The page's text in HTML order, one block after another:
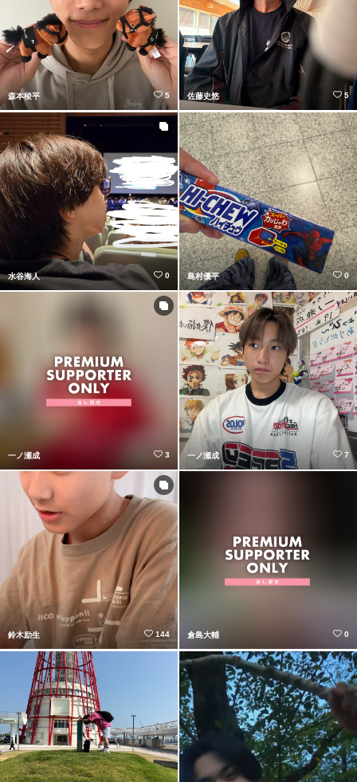
森本稜平 5 佐藤史悠 5
水谷海人 0 島村優平 0
一ノ瀬成 3 一ノ瀬成 7
鈴木励生 144 倉島大輔 0